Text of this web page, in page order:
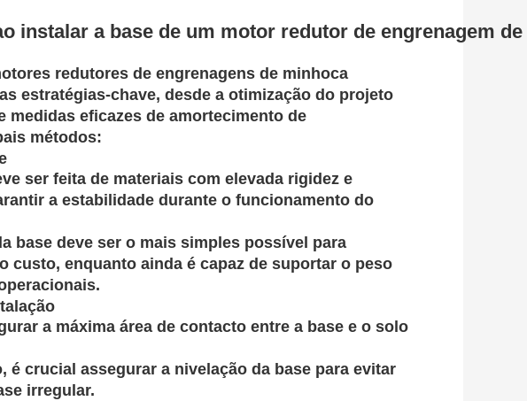
instalar a base de um motor redutor de engrenagem
redutores de engrenagens de minhoca
estratégias-chave, desde a otimização do projeto
medidas eficazes de amortecimento de
métodos:
ser feita de materiais com elevada rigidez e
a estabilidade durante o funcionamento do
base deve ser o mais simples possível para
custo, enquanto ainda é capaz de suportar o peso
a máxima área de contacto entre a base e o solo
é crucial assegurar a nivelação da base para evitar
irregular.